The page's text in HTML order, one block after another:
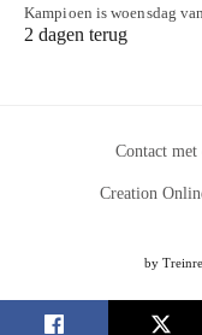
Kampioen is woensdag
2 dagen terug
Contact met
Creation
by